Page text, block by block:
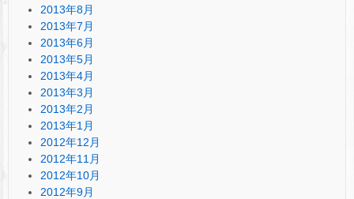
2013年8月
2013年7月
2013年6月
2013年5月
2013年4月
2013年3月
2013年2月
2013年1月
2012年12月
2012年11月
2012年10月
2012年9月